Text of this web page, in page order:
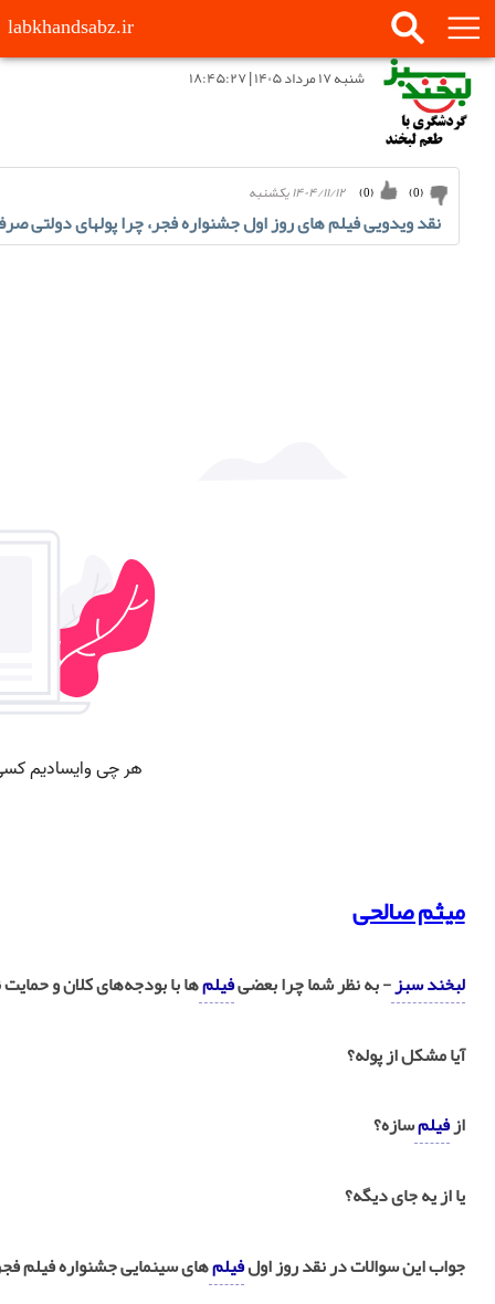
labkhandsabz.ir
شنبه ۱۷ مرداد ۱۴۰۵ | ۱۸:۴۵:۲۷
۱۴۰۴/۱۱/۱۲ يكشنبه (
0
) (
0
)
نقد ویدویی فیلم های روز اول جشنواره فجر، چرا پولهای
میثم صالحی
لبخند سبز- به نظر شما چرا بعضیفیلم‌ها با بودجه‌های کلان و
آیا مشکل از پوله؟
ازفیلمسازه؟
یا از یه جای دیگه؟
جواب این سوالات در نقد روز اولفیلمهای سینمایی جشنواره فیلم